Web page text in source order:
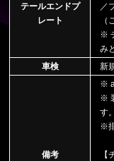
テールエンドプ
レート
／
※
み
車検
新
備考
※
※
す。
※